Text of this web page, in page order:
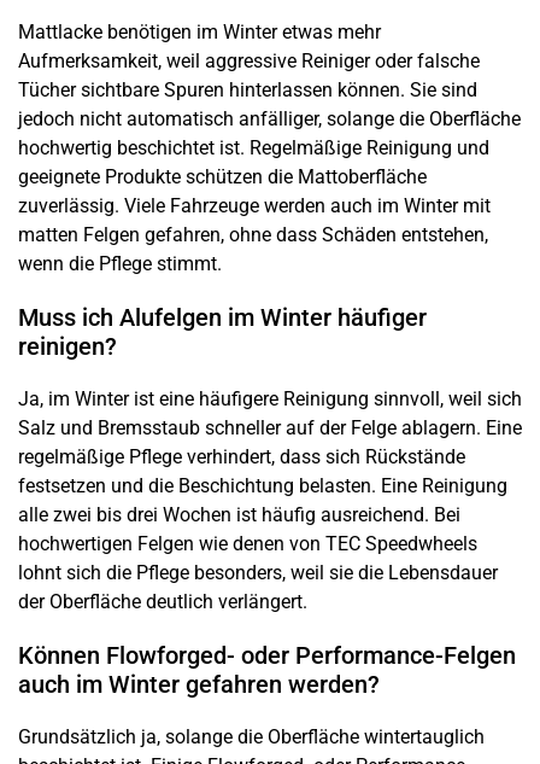
Mattlacke benötigen im Winter etwas mehr
Aufmerksamkeit, weil aggressive Reiniger oder falsche
Tücher sichtbare Spuren hinterlassen können. Sie sind
jedoch nicht automatisch anfälliger, solange die Oberfläche
hochwertig beschichtet ist. Regelmäßige Reinigung und
geeignete Produkte schützen die Mattoberfläche
zuverlässig. Viele Fahrzeuge werden auch im Winter mit
matten Felgen gefahren, ohne dass Schäden entstehen,
wenn die Pflege stimmt.
Muss ich Alufelgen im Winter häufiger
reinigen?
Ja, im Winter ist eine häufigere Reinigung sinnvoll, weil sich
Salz und Bremsstaub schneller auf der Felge ablagern. Eine
regelmäßige Pflege verhindert, dass sich Rückstände
festsetzen und die Beschichtung belasten. Eine Reinigung
alle zwei bis drei Wochen ist häufig ausreichend. Bei
hochwertigen Felgen wie denen von TEC Speedwheels
lohnt sich die Pflege besonders, weil sie die Lebensdauer
der Oberfläche deutlich verlängert.
Können Flowforged- oder Performance-Felgen
auch im Winter gefahren werden?
Grundsätzlich ja, solange die Oberfläche wintertauglich